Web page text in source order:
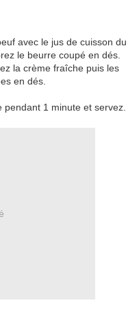
avec le jus de cuisson du
le beurre coupé en dés.
la crème fraîche puis les
en dés.
1 minute et servez.